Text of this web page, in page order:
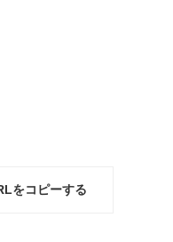
をコピーする